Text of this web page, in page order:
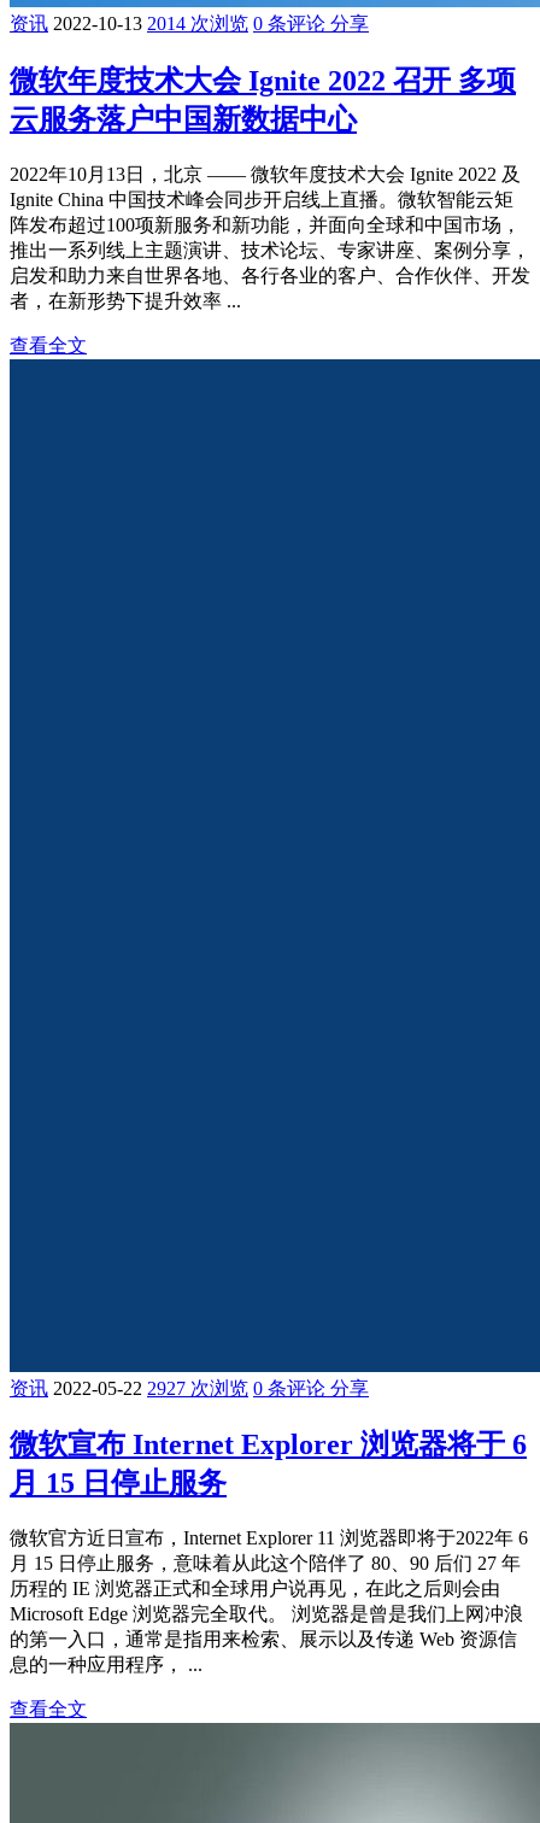
资讯 2022-10-13 2014 次浏览 0 条评论 分享
微软年度技术大会 Ignite 2022 召开 多项
云服务落户中国新数据中心
2022年10月13日，北京 —— 微软年度技术大会 Ignite 2022 及
Ignite China 中国技术峰会同步开启线上直播。微软智能云矩
阵发布超过100项新服务和新功能，并面向全球和中国市场，
推出一系列线上主题演讲、技术论坛、专家讲座、案例分享，
启发和助力来自世界各地、各行各业的客户、合作伙伴、开发
者，在新形势下提升效率 ...
查看全文
资讯 2022-05-22 2927 次浏览 0 条评论 分享
微软宣布 Internet Explorer 浏览器将于 6
月 15 日停止服务
微软官方近日宣布，Internet Explorer 11 浏览器即将于2022年 6
月 15 日停止服务，意味着从此这个陪伴了 80、90 后们 27 年
历程的 IE 浏览器正式和全球用户说再见，在此之后则会由
Microsoft Edge 浏览器完全取代。 浏览器是曾是我们上网冲浪
的第一入口，通常是指用来检索、展示以及传递 Web 资源信
息的一种应用程序， ...
查看全文